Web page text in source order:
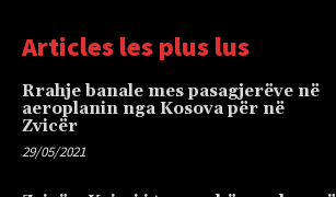
Articles les plus lus
Rrahje banale mes pasagjerëve në
aeroplanin nga Kosova për në
Zvicër
29/05/2021